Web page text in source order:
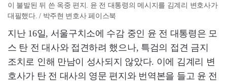
이 불발된 뒤 쓴 옥중 편지. 윤 전 대통령의 메시지를 김계리 변호사가
대필했다. / 박주현 변호사 페이스북
지난 16일, 서울구치소에 수감 중인 윤 전 대통령은 모
스 탄 전 대사와 접견하려 했으나, 특검의 접견 금지
조치로 인해 만남이 성사되지 않았다. 이에 김계리 변
호사가 탄 전 대사의 영문 편지와 번역본을 들고 윤 전